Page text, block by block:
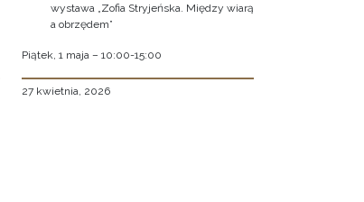
wystawa „Zofia Stryjeńska. Między wiarą
a obrzędem”
Piątek, 1 maja – 10:00-15:00
27 kwietnia, 2026